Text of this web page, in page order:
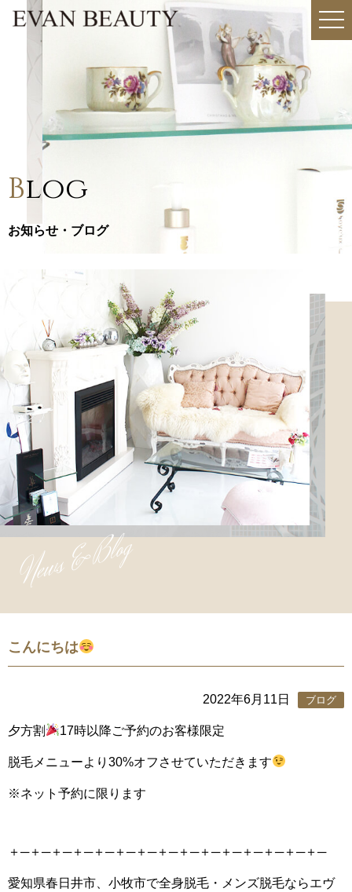
Blog
お知らせ・ブログ
News & Blog
こんにちは
2022年6月11日 ブログ
夕方割 17時以降ご予約のお客様限定
脱毛メニューより30%オフさせていただきます
※ネット予約に限ります
＋─＋─＋─＋─＋─＋─＋─＋─＋─＋─＋─＋─＋─＋─＋─
愛知県春日井市、小牧市で全身脱毛・メンズ脱毛ならエヴ